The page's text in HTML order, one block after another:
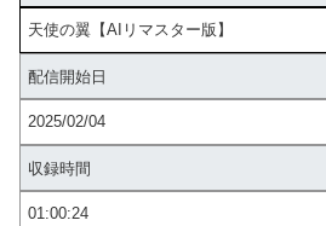
天使の翼【AIリマスター版】
配信開始日
2025/02/04
収録時間
01:00:24